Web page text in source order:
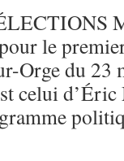
municipales
(Pierre
Guyard)
le
Orge du 23
celui